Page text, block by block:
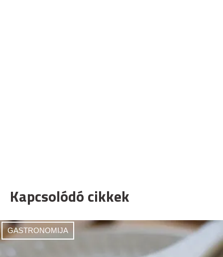
Kapcsolódó cikkek
GASTRONOMIJA